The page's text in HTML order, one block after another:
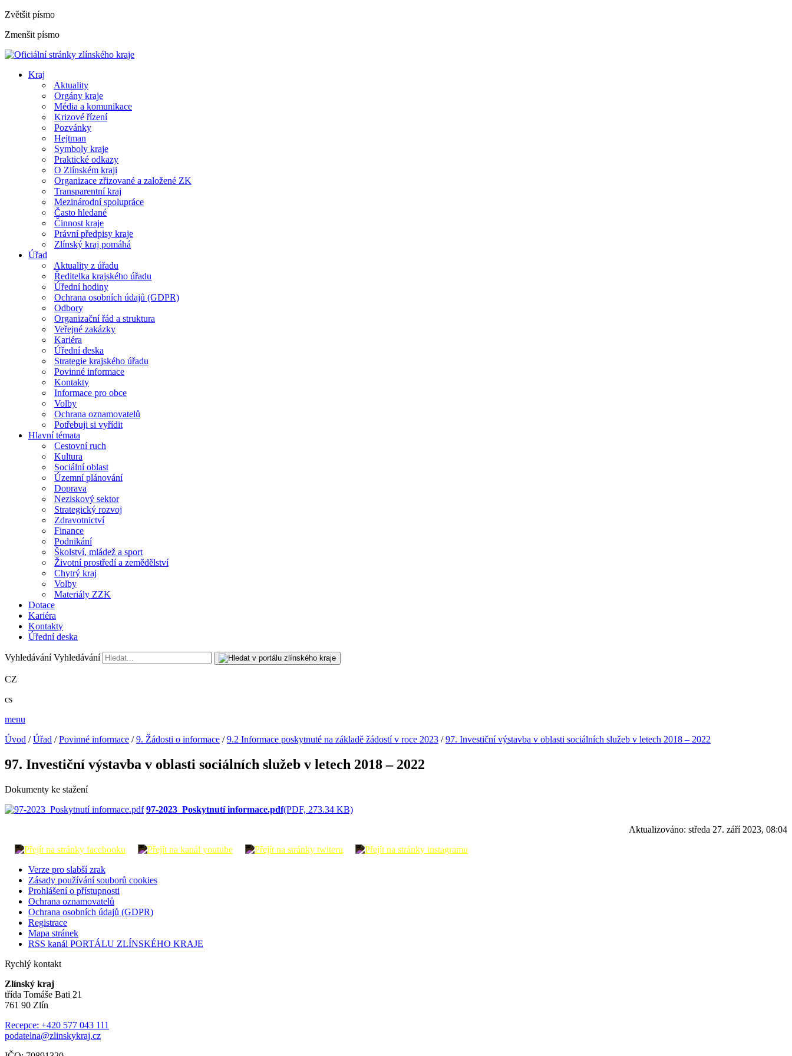
Zvětšit písmo
Zmenšit písmo
Kraj
Aktuality
Orgány kraje
Média a komunikace
Krizové řízení
Pozvánky
Hejtman
Symboly kraje
Praktické odkazy
O Zlínském kraji
Organizace zřizované a založené ZK
Transparentní kraj
Mezinárodní spolupráce
Často hledané
Činnost kraje
Právní předpisy kraje
Zlínský kraj pomáhá
Úřad
Aktuality z úřadu
Ředitelka krajského úřadu
Úřední hodiny
Ochrana osobních údajů (GDPR)
Odbory
Organizační řád a struktura
Veřejné zakázky
Kariéra
Úřední deska
Strategie krajského úřadu
Povinné informace
Kontakty
Informace pro obce
Volby
Ochrana oznamovatelů
Potřebuji si vyřídit
Hlavní témata
Cestovní ruch
Kultura
Sociální oblast
Územní plánování
Doprava
Neziskový sektor
Strategický rozvoj
Zdravotnictví
Finance
Podnikání
Školství, mládež a sport
Životní prostředí a zemědělství
Chytrý kraj
Volby
Materiály ZZK
Dotace
Kariéra
Kontakty
Úřední deska
Vyhledávání Vyhledávání
CZ
cs
menu
Úvod /Úřad /Povinné informace /9. Žádosti o informace /9.2 Informace poskytnuté na základě žádostí v roce 2023 /97. Investiční výstavba v oblasti sociálních služeb v letech 2018 – 2022
97. Investiční výstavba v oblasti sociálních služeb v letech 2018 – 2022
Dokumenty ke stažení
97-2023_Poskytnutí informace.pdf(PDF, 273.34 KB)
Aktualizováno: středa 27. září 2023, 08:04
Verze pro slabší zrak
Zásady používání souborů cookies
Prohlášení o přístupnosti
Ochrana oznamovatelů
Ochrana osobních údajů (GDPR)
Registrace
Mapa stránek
RSS kanál PORTÁLU ZLÍNSKÉHO KRAJE
Rychlý kontakt
Zlínský kraj
třída Tomáše Bati 21
761 90 Zlín
Recepce: +420 577 043 111
podatelna@zlinskykraj.cz